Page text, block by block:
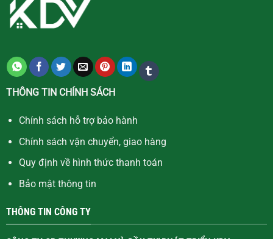
THÔNG TIN CHÍNH SÁCH
Chính sách hỗ trợ bảo hành
Chính sách vận chuyển, giao hàng
Quy định về hình thức thanh toán
Bảo mật thông tin
THÔNG TIN CÔNG TY